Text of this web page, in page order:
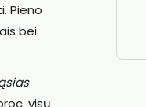
Pieno
bei